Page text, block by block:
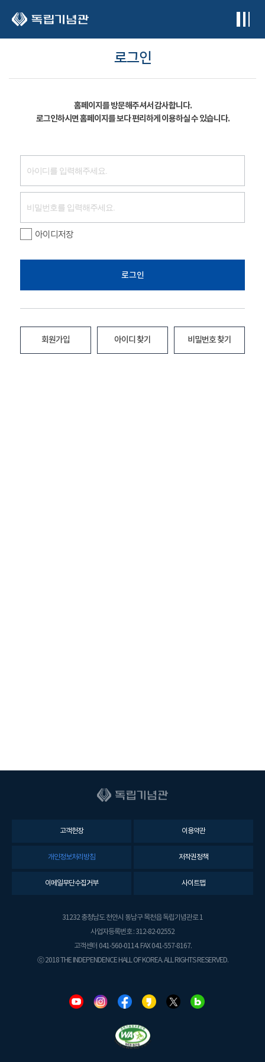
로그인
홈페이지를 방문해주셔서 감사합니다.
로그인하시면 홈페이지를 보다 편리하게 이용하실 수 있습니다.
아이디저장
로그인
회원가입 아이디 찾기 비밀번호 찾기
고객헌장 이용약관
개인정보처리방침 저작권정책
이메일무단수집거부 사이트맵
31232 충청남도 천안시 동남구 목천읍 독립기념관로 1
사업자등록번호 : 312-82-02552
고객센터 041-560-0114. FAX 041-557-8167.
ⓒ 2018 THE INDEPENDENCE HALL OF KOREA. ALL RIGHTS RESERVED.